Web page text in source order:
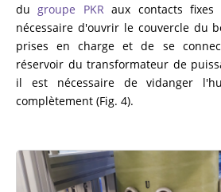
dugroupe PKRaux contacts fixes
nécessaire d'ouvrir le couvercle du
prises en charge et de se
réservoir du transformateur de
il est nécessaire de vidanger
complètement (Fig. 4).